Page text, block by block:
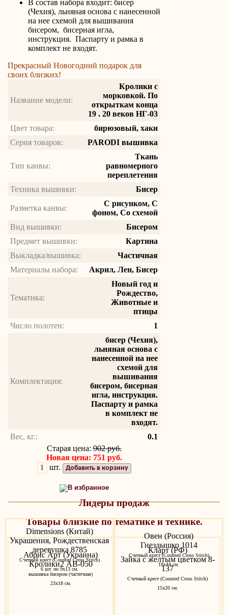
В состав набора входит: бисер
(Чехия), льняная основа с нанесенной
на нее схемой для вышивания
бисером, бисерная игла,
инструкция. Паспарту и рамка в
комплект не входят.
Прекрасный Новогодний подарок для
своих близких!
Название модели:
Кролики с
морковкой. По
открыткам конца
19 . 20 веков НГ-03
Цвет товара:
бирюзовый, хаки
Серия товаров:
PARODI вышивка
Тип канвы:
Ткань
равномерного
переплетения
Техника вышивки:
Бисер
Разметка канвы:
С рисунком, С
фоном, Со схемой
Вид вышивки:
Бисером
Предмет вышивки:
Картина
Выкладка/вышивка:
Частичная
Материалы набора:
Акрил, Лен, Бисер
Тематика:
Новый год и
Рождество,
Животные и
птицы
Число полотен:
1
Комплектация:
бисер (Чехия),
льняная основа с
нанесенной на нее
схемой для
вышивания
бисером, бисерная
игла, инструкция.
Паспарту и рамка
в комплект не
входят.
Вес, кг.:
0.1
Старая цена:902 руб.
Новая цена: 751 руб.
шт.
Добавить в корзину
В избранное
Товары близкие по тематике и технике.
Абрис Арт (Украина)
Кролики2 AB-050
вышивка бисером (частичная)
23x18 см.
Кларт (РФ)
Зайка с желтым цветком 8-
137
Счетный крест (Counted Cross Stitch)
15х20 см.
Лидеры продаж
Dimensions (Китай)
Украшения, Рождественская
деревушка 8785
Счетный крест (Counted Cross Stitch)
6 шт. по 9х13 см.
Овен (Россия)
Гнездышко 1014
Счетный крест (Counted Cross Stitch)
18х44 см.